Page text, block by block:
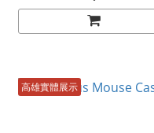
高雄實體展示